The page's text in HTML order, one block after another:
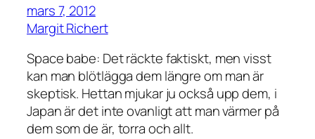
mars 7, 2012
Margit Richert
Space babe: Det räckte faktiskt, men visst
kan man blötlägga dem längre om man är
skeptisk. Hettan mjukar ju också upp dem, i
Japan är det inte ovanligt att man värmer på
dem som de är, torra och allt.